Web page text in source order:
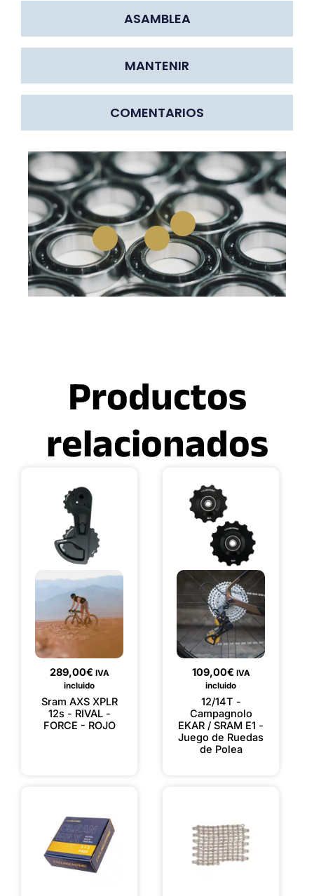
ASAMBLEA
MANTENIR
COMENTARIOS
Productos
relacionados
289,00€ IVA
incluido
Sram AXS XPLR
12s - RIVAL -
FORCE - ROJO
109,00€ IVA
incluido
12/14T -
Campagnolo
EKAR / SRAM E1 -
Juego de Ruedas
de Polea